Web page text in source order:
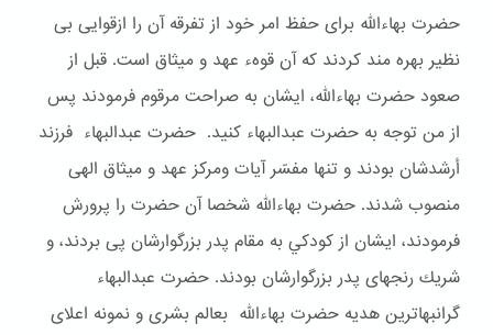
حضرت بهاءالله برای حفظ امر خود از تفرقه آن را ازقوایی بی
نظیر بهره مند کردند که آن قوهء عهد و ميثاق است. قبل از
صعود حضرت بهاءالله، ایشان به صراحت مرقوم فرمودند پس
از من توجه به حضرت عبدالبهاء كنيد. حضرت عبدالبهاء فرزند
أرشدشان بودند و تنها مفسّر آيات ومركز عهد و ميثاق الهى
منصوب شدند. حضرت بهاءالله شخصا آن حضرت را پرورش
فرمودند، ايشان از كودكي به مقام پدر بزرگوارشان پى بردند، و
شريك رنجهاى پدر بزرگوارشان بودند. حضرت عبدالبهاء
گرانبهاترين هديه حضرت بهاءالله بعالم بشرى و نمونه اعلاى